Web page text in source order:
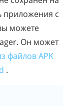
приложения с
можете
Он может
файлов APK
.